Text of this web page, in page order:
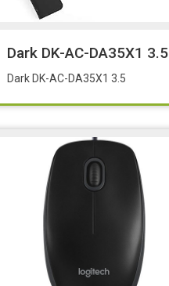
Dark DK-AC-DA35X1 3.5
Dark DK-AC-DA35X1 3.5